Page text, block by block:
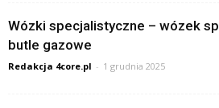
Wózki specjalistyczne – wózek
butle gazowe
Redakcja 4core.pl - 1 grudnia 2025